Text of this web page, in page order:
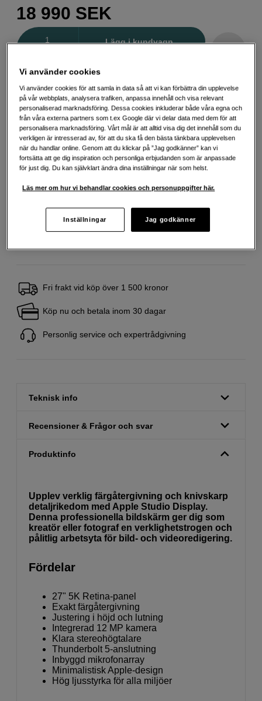
18 990 SEK
Lägg i kundvagn
Delbetala från 526 SEK/mån via
Exempel: 48 mån, 526 SEK/mån, totalt 25 827 SEK, effektiv ränta 10,45 %
Startavgift 579 SEK, aviavgift 45 SEK/mån tillkommer
Att låna kostar pengar! Om du inte kan betala tillbaka skulden i tid
riskerar du en betalningsanmärkning. Det kan leda till svårigheter att få hyra
bostad, teckna abonnemang och få nya lån. För stöd, vänd dig till budget-
och skuldrådgivningen i din kommun. Kontaktuppgifter finns på
konsumentverket.se (öppnas i ny flik)
Produktblad
Fri frakt vid köp över 1 500 kronor
Köp nu och betala inom 30 dagar
Personlig service och expertrådgivning
Teknisk info
Recensioner & Frågor och svar
Produktinfo
Upplev verklig färgåtergivning och knivskarp
detaljrikedom med Apple Studio Display.
Denna professionella bildskärm ger dig som
kreatör eller fotograf en verklighetstrogen och
pålitlig arbetsyta för bild- och videoredigering.
Fördelar
27" 5K Retina-panel
Exakt färgåtergivning
Justering i höjd och lutning
Integrerad 12 MP kamera
Klara stereohögtalare
Thunderbolt 5-anslutning
Inbyggd mikrofonarray
Minimalistisk Apple-design
Hög ljusstyrka för alla miljöer
Vi använder cookies
Vi använder cookies för att samla in data så att vi kan förbättra din upplevelse
på vår webbplats, analysera trafiken, anpassa innehåll och visa relevant
personaliserad marknadsföring. Dessa cookies inkluderar både våra egna och
från våra externa partners som t.ex Google där vi delar data med dem för att
personalisera marknadsföring. Vårt mål är att alltid visa dig det innehåll som du
verkligen är intresserad av, för att du ska få den bästa tänkbara upplevelsen
när du handlar online. Genom att du klickar på ”Jag godkänner” kan vi
fortsätta att ge dig inspiration och personliga erbjudanden som är anpassade
för just dig. Du kan självklart ändra dina inställningar när som helst.
Läs mer om hur vi behandlar cookies och personuppgifter här.
Inställningar Jag godkänner